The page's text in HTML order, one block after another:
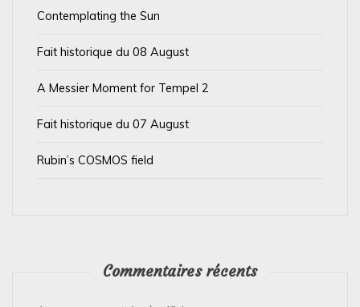
Contemplating the Sun
Fait historique du 08 August
A Messier Moment for Tempel 2
Fait historique du 07 August
Rubin’s COSMOS field
Commentaires récents